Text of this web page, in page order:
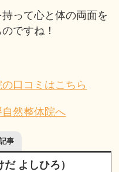
って心と体の両面を
ですね！
口コミはこちら
然整体院へ
事
よしひろ）